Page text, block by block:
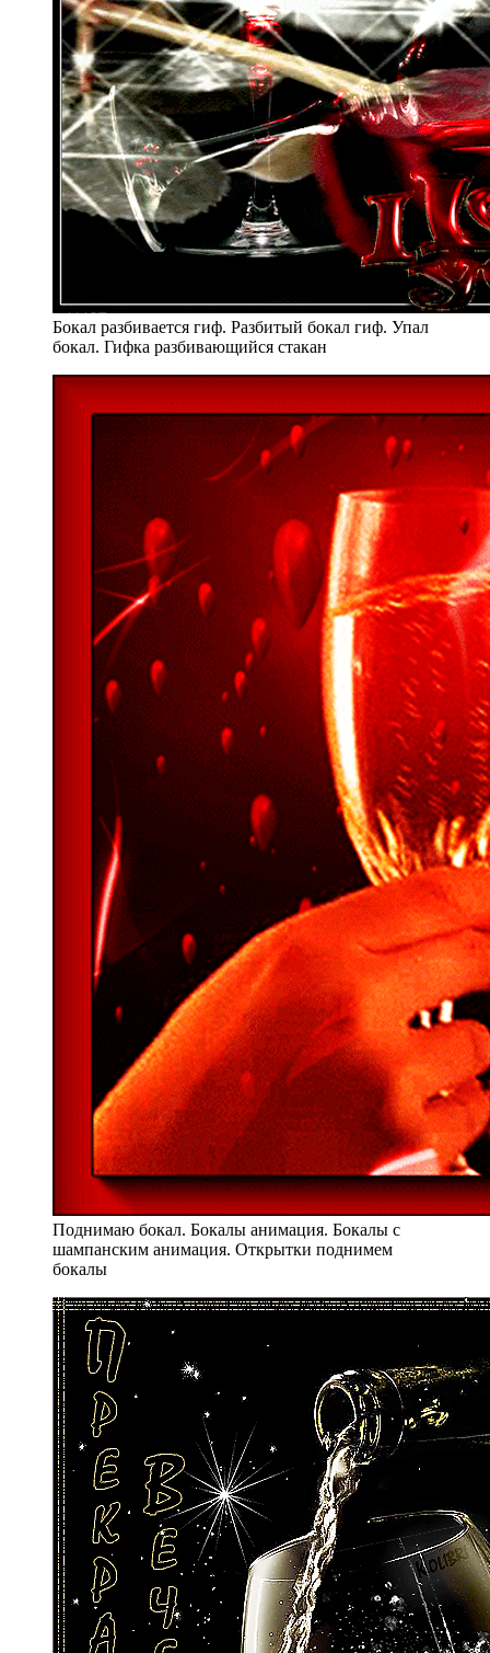
Бокал разбивается гиф. Разбитый бокал гиф. Упал
бокал. Гифка разбивающийся стакан
Поднимаю бокал. Бокалы анимация. Бокалы с
шампанским анимация. Открытки поднимем
бокалы